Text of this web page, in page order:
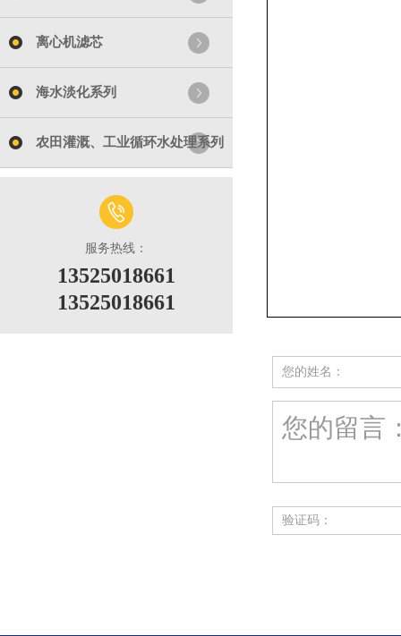
离心机滤芯
海水淡化系列
农田灌溉、工业循环水处理系列
服务热线：
13525018661
13525018661